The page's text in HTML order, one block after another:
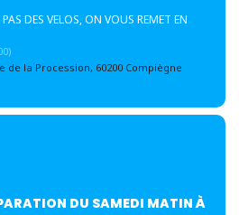
DES VELOS, ON VOUS REMET EN
de la Procession, 60200 Compiègne
DU SAMEDI MATIN À